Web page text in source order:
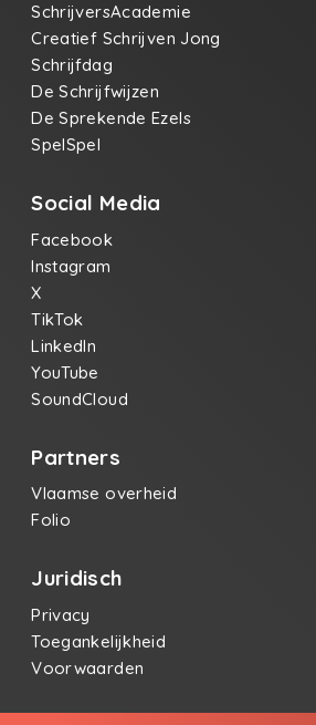
SchrijversAcademie
Creatief Schrijven Jong
Schrijfdag
De Schrijfwijzen
De Sprekende Ezels
SpelSpel
Social Media
Facebook
Instagram
X
TikTok
LinkedIn
YouTube
SoundCloud
Partners
Vlaamse overheid
Folio
Juridisch
Privacy
Toegankelijkheid
Voorwaarden